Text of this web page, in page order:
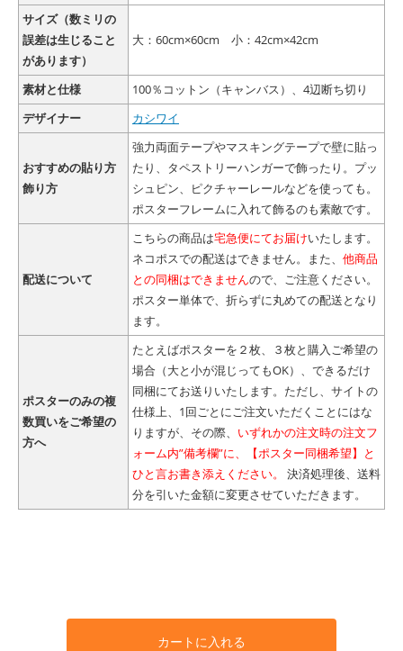
サイズ（数ミリの
誤差は生じること
があります）
大：60cm×60cm 小：42cm×42cm
素材と仕様
100％コットン（キャンバス）、4辺断ち切り
デザイナー
カシワイ
おすすめの貼り方
飾り方
強力両面テープやマスキングテープで壁に貼っ
たり、タペストリーハンガーで飾ったり。プッ
シュピン、ピクチャーレールなどを使っても。
ポスターフレームに入れて飾るのも素敵です。
配送について
こちらの商品は宅急便にてお届けいたします。
ネコポスでの配送はできません。また、 他商品
との同梱はできませんので、ご注意ください。
ポスター単体で、折らずに丸めての配送となり
ます。
ポスターのみの複
数買いをご希望の
方へ
たとえばポスターを２枚、３枚と購入ご希望の
場合（大と小が混じってもOK）、できるだけ
同梱にてお送りいたします。ただし、サイトの
仕様上、1回ごとにご注文いただくことにはな
りますが、その際、 いずれかの注文時の注文フ
ォーム内”備考欄”に、【ポスター同梱希望】と
ひと言お書き添えください。
決済処理後、送料
分を引いた金額に変更させていただきます。
カートに入れる